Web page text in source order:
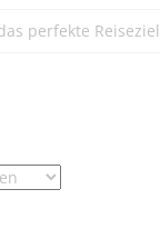
perfekte